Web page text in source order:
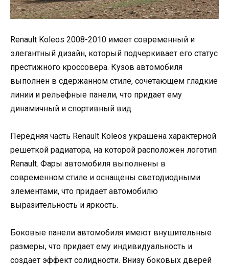
Renault Koleos 2008-2010 имеет современный и
элегантный дизайн, который подчеркивает его статус
престижного кроссовера. Кузов автомобиля
выполнен в сдержанном стиле, сочетающем гладкие
линии и рельефные панели, что придает ему
динамичный и спортивный вид.
Передняя часть Renault Koleos украшена характерной
решеткой радиатора, на которой расположен логотип
Renault. Фары автомобиля выполнены в
современном стиле и оснащены светодиодными
элементами, что придает автомобилю
выразительность и яркость.
Боковые панели автомобиля имеют внушительные
размеры, что придает ему индивидуальность и
создает эффект солидности. Внизу боковых дверей